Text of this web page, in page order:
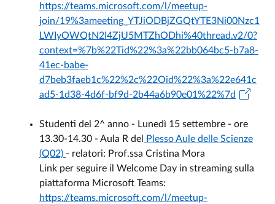
https://teams.microsoft.com/l/meetup-
join/19%3ameeting_YTJiODBjZGQtYTE3Ni00Nzc1
LWIyOWQtN2I4ZjU5MTZhODhi%40thread.v2/0?
context=%7b%22Tid%22%3a%22bb064bc5-b7a8-
41ec-babe-
d7beb3faeb1c%22%2c%22Oid%22%3a%22e641c
ad5-1d38-4d6f-bf9d-2b44a6b90e01%22%7d
Studenti del 2^ anno - Lunedì 15 settembre - ore
13.30-14.30 - Aula R del
Plesso Aule delle Scienze
(Q02) - relatori: Prof.ssa Cristina Mora
Link per seguire il Welcome Day in streaming sulla
piattaforma Microsoft Teams:
https://teams.microsoft.com/l/meetup-